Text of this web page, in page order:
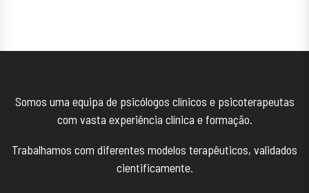
Somos uma equipa de psicólogos clínicos e psicoterapeutas
com vasta experiência clínica e formação.
Trabalhamos com diferentes modelos terapêuticos, validados
cientificamente.